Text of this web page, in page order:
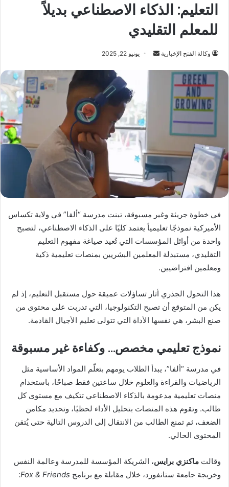
التعليم: الذكاء الاصطناعي بديلاً
للمعلم التقليدي
وكالة الفتح الإخبارية
أرسل يونيو 22, 2025
في خطوة جريئة وغير مسبوقة، تبنت مدرسة “ألفا” في ولاية تكساس
الأميركية نموذجًا تعليمياً يعتمد كليًا على الذكاء الاصطناعي، لتصبح
واحدة من أوائل المؤسسات التي تُعيد صياغة مفهوم التعليم
التقليدي، مستبدلة المعلمين البشريين بمنصات تعليمية ذكية
ومعلمين افتراضيين.
هذا التحول الجذري أثار تساؤلات عميقة حول مستقبل التعليم، إذ لم
يكن من المتوقع أن تصبح التكنولوجيا، التي تدربت على محتوى من
صنع البشر، هي نفسها الأداة التي تتولى تعليم الأجيال القادمة.
نموذج تعليمي مخصص… وكفاءة غير مسبوقة
في مدرسة “ألفا”، يبدأ الطلاب يومهم بتعلّم المواد الأساسية مثل
الرياضيات والقراءة والعلوم خلال ساعتين فقط صباحًا، باستخدام
منصات تعليمية مدعومة بالذكاء الاصطناعي تتكيف مع مستوى كل
طالب. وتقوم هذه المنصات بتحليل الأداء لحظيًا، وتحديد مكامن
الضعف، ثم تمنع الطالب من الانتقال إلى الدروس التالية حتى يُتقن
المحتوى الحالي.
وقالت ماكنزي برايس، الشريكة المؤسسة للمدرسة وعالمة النفس
وخريجة جامعة ستانفورد، خلال مقابلة مع برنامج Fox & Friends
: